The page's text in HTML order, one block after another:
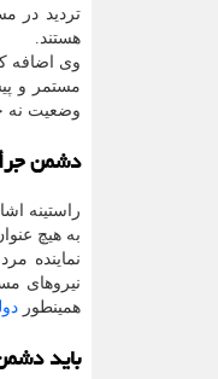
تردید در
هستند.
وی اضافه
مستمر و
وضعیت نه
دشمن
به هیچ
نماینده
نیروهای
همینطور
باید